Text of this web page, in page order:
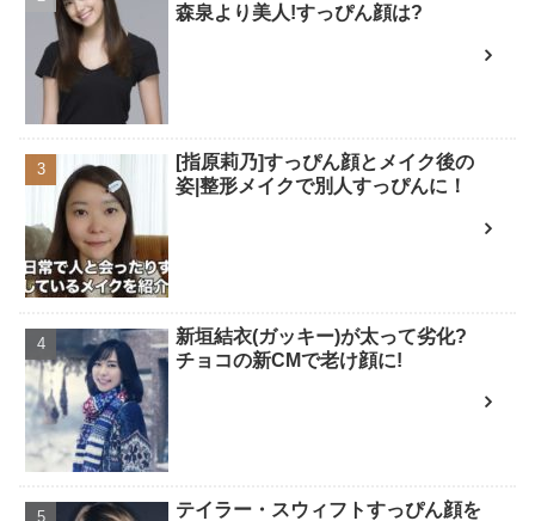
森泉より美人!すっぴん顔は?
[指原莉乃]すっぴん顔とメイク後の
姿|整形メイクで別人すっぴんに！
新垣結衣(ガッキー)が太って劣化?
チョコの新CMで老け顔に!
テイラー・スウィフトすっぴん顔を